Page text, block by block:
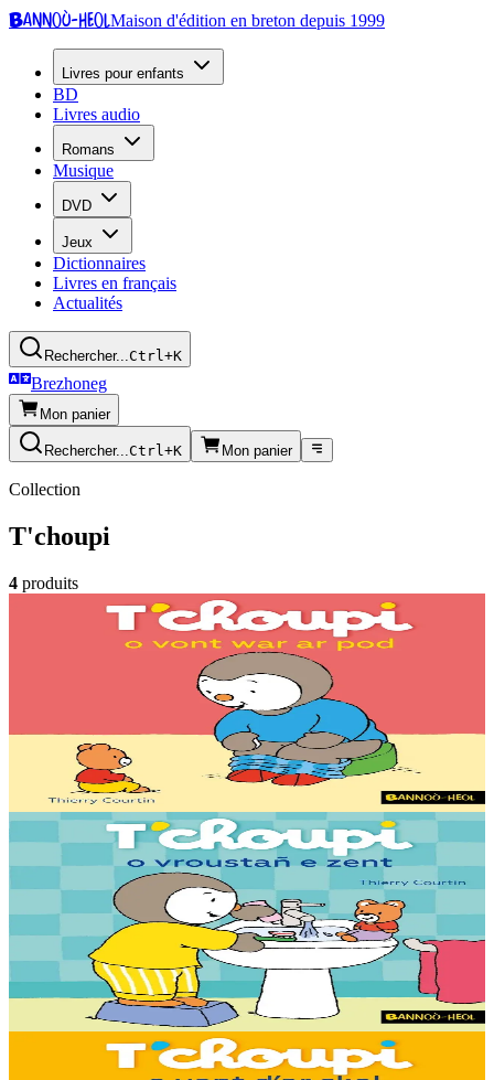
Bannoù-heolMaison d'édition en breton depuis 1999
Livres pour enfants
BD
Livres audio
Romans
Musique
DVD
Jeux
Dictionnaires
Livres en français
Actualités
Rechercher...Ctrl+K
Brezhoneg
Mon panier
Rechercher...Ctrl+K Mon panier
Collection
T'choupi
4 produits
T’choupi a très envie de faire pipi. Cette fois, papa lui propose
6,30 €
Acheter
2 ans et plus
Bannoù-heol
T'choupi se brosse les dents
Se brosser les dents comme un grand, c’est plus agréable en
En stock6,30 €
Acheter